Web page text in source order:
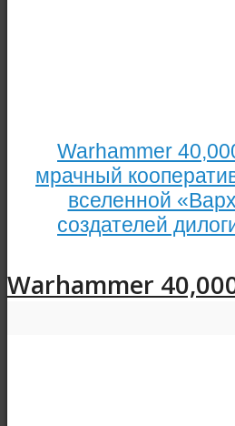
Warhammer
мрачный
вселенной
создателей
Warhammer